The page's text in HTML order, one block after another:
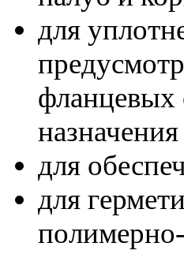
для
фланцевых
для
для